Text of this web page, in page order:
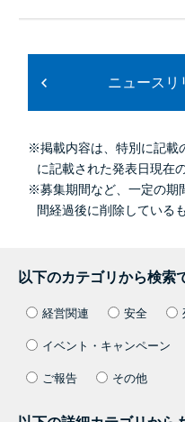
ニュースリ
※掲載内容は、特別に記載
に記載された発表日現在
※募集期間など、一定の期
間経過後に削除している
以下のカテゴリから検索
経営関連 安全
イベント・キャンペーン
ご報告 その他